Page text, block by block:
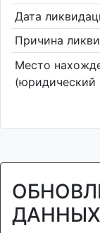
Дата
Причина
Место
(юридический
ДАННЫХ